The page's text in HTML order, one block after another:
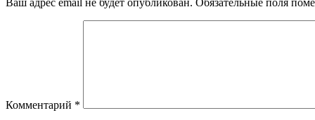
Ваш адрес email не будет опубликован. Обязательные поля
Комментарий *